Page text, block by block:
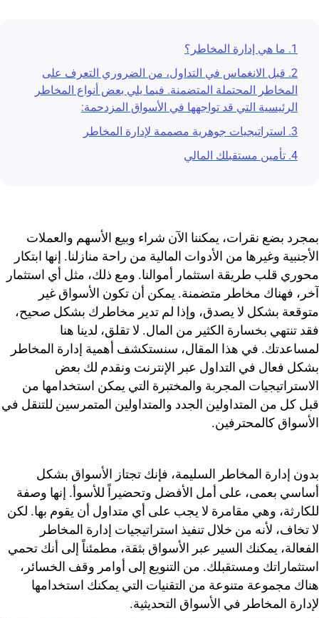
1. ما هي إدارة المخاطر؟
2. قبل الانغماس في التداول، من الضروري التعرف على
المخاطر المحتملة المتضمنة. فيما يلي بعض أنواع المخاطر
الرئيسية التي قد تواجهها في الأسواق المزدحمة:
3. استراتيجيات جوهرية مصممة لإدارة المخاطر
4. تأمين مستقبلك المالي
بمجرد بضع نقرات، يمكننا الآن شراء وبيع الأسهم والعملات
الأجنبية وغيرها من الأدوات المالية من راحة منازلنا. إنها ابتكار
محوري قلب طريقة استثمار أموالنا. ومع ذلك، مثل أي استثمار
آخر، فهناك مخاطر متضمنة. يمكن أن تكون الأسواق غير
متوقعة بشكل لا يصدق، وإذا لم تدير مخاطرك بشكل صحيح،
فقد تنتهي بخسارة الكثير من المال. لا تقلق، لدينا هنا
لمساعدتك. في هذا المقال، سنستكشف أهمية إدارة المخاطر
بشكل فعال في التداول عبر الإنترنت ونقدم لك بعض
الاستراتيجيات المجربة والمختبرة التي يمكن استخدامها من
قبل كل من المتداولين الجدد والمتداولين المتمرسين للتنقل في
الأسواق كالمحترفين.
بدون إدارة المخاطر السليمة، فإنك تجتاز الأسواق بشكل
أساسي بعمى، على أمل الأفضل وتحضيراً للأسوأ. إنها وصفة
للكارثة، وهي مقامرة لا يجب على أي متداول أن يقوم بها. لكن
لا تخاف، لأنه من خلال تنفيذ استراتيجيات إدارة المخاطر
الفعالة، يمكنك السير عبر الأسواق بثقة، مطمئناً إلى أنك تحمي
استثماراتك ومستقبلك. من التنويع إلى أوامر وقف الخسائر،
هناك مجموعة متنوعة من التقنيات التي يمكنك استخدامها
لإدارة المخاطر في الأسواق التحديثية.